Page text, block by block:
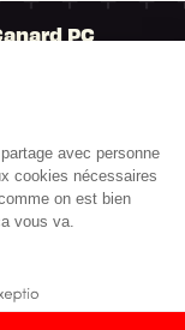
PC
cookies